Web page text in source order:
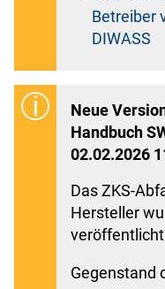
Betreiber
DIWASS
Neue
Handbuch
02.02.2026
Das ZKS-
Hersteller
Gegenstand